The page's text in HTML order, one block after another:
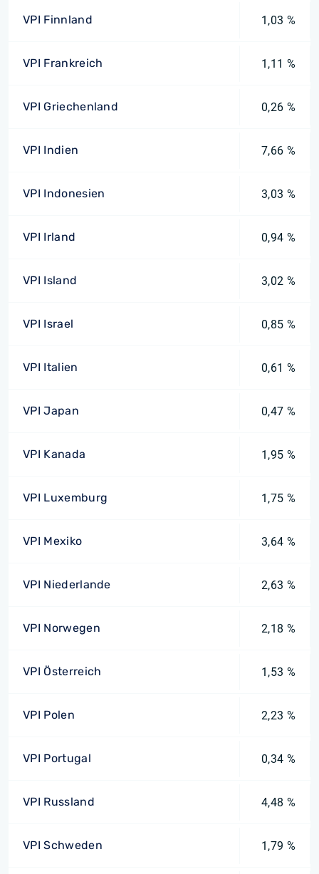
VPI Finnland 1,03 %
VPI Frankreich 1,11 %
VPI Griechenland 0,26 %
VPI Indien 7,66 %
VPI Indonesien 3,03 %
VPI Irland 0,94 %
VPI Island 3,02 %
VPI Israel 0,85 %
VPI Italien 0,61 %
VPI Japan 0,47 %
VPI Kanada 1,95 %
VPI Luxemburg 1,75 %
VPI Mexiko 3,64 %
VPI Niederlande 2,63 %
VPI Norwegen 2,18 %
VPI Österreich 1,53 %
VPI Polen 2,23 %
VPI Portugal 0,34 %
VPI Russland 4,48 %
VPI Schweden 1,79 %